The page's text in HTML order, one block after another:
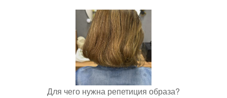
Для чего нужна репетиция образа?